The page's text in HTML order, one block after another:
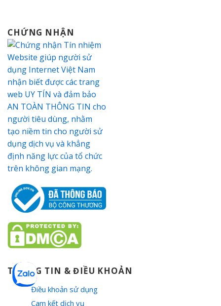
CHỨNG NHẬN
THÔNG TIN & ĐIỀU KHOẢN
Điều khoản sử dụng
Cam kết dịch vụ